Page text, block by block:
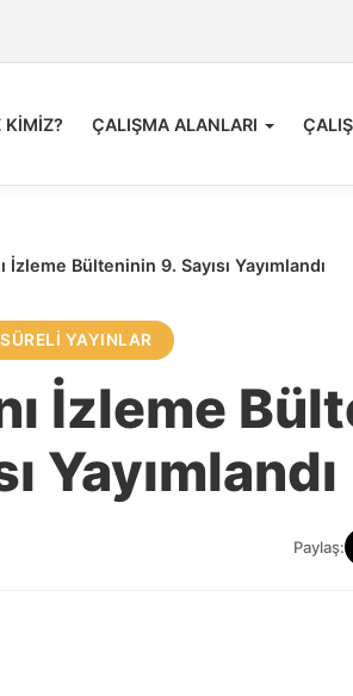
KİMİZ? ÇALIŞMA ALANLARI
İzleme Bülteninin 9. Sayısı Yayımlandı
SÜRELI YAYINLAR
İzleme
Yayımlandı
Paylaş: